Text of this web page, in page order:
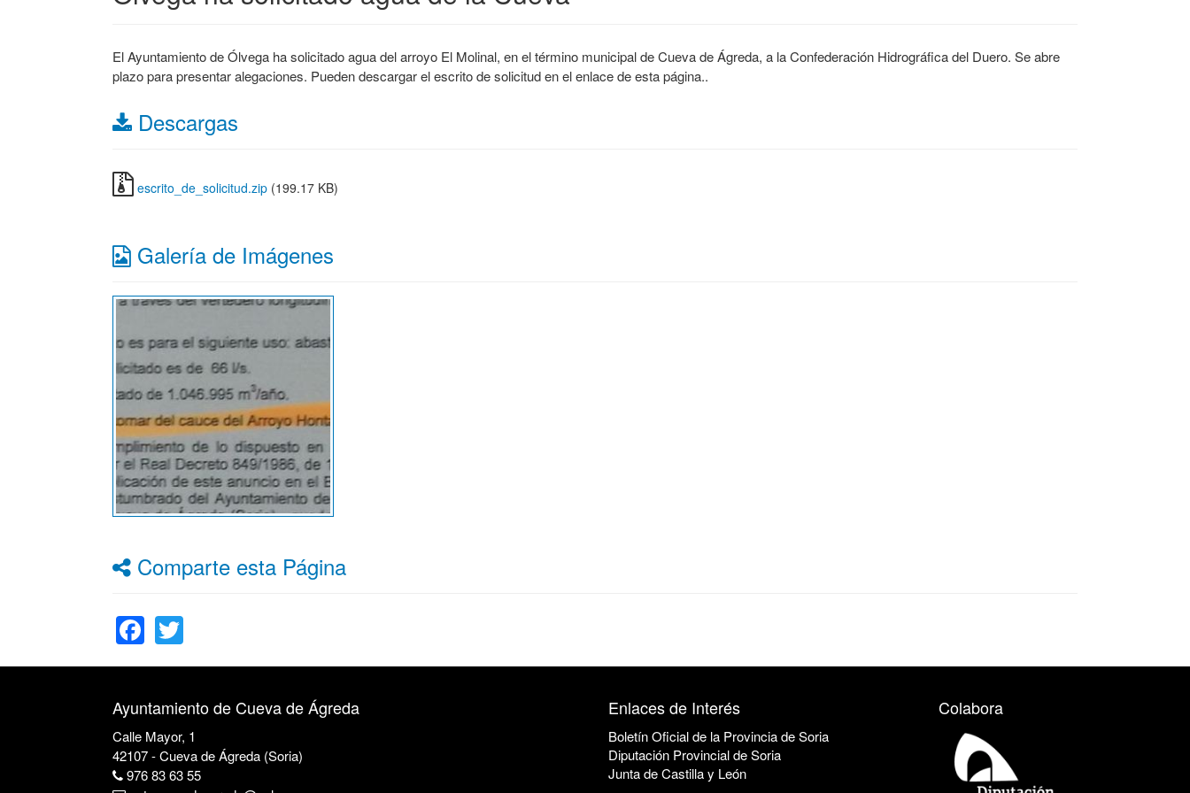
El Ayuntamiento de Ólvega ha solicitado agua del arroyo El Molinal, en el término municipal de Cueva de Ágreda, a la Confederación Hidrográfica del Duero. Se abre
plazo para presentar alegaciones. Pueden descargar el escrito de solicitud en el enlace de esta página..
Descargas
escrito_de_solicitud.zip (199.17 KB)
Galería de Imágenes
Comparte esta Página
Facebook
Ayuntamiento de Cueva de Ágreda
Calle Mayor, 1
42107 - Cueva de Ágreda (Soria)
976 83 63 55
Enlaces de Interés
Boletín Oficial de la Provincia de Soria
Diputación Provincial de Soria
Junta de Castilla y León
Colabora